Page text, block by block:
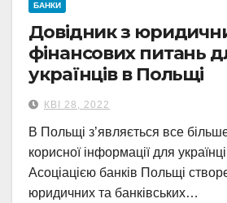
БАНКИ
Довідник з
фінансових питань
українців в Польщі
КВІ 28, 2022
В Польщі з’являється все
корисної інформації для
Асоціацією банків Польщі
юридичних та банківських…